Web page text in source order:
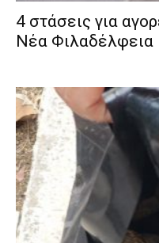
4 στάσεις για
Νέα Φιλαδέλφεια